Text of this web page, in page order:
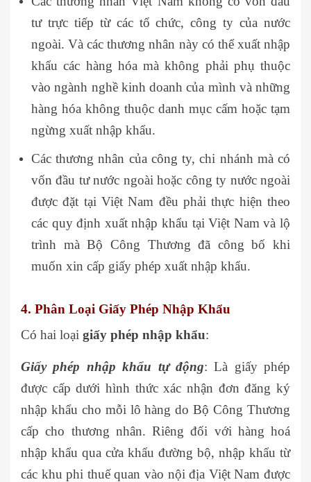
tư trực tiếp từ các tổ chức, công ty của nước
ngoài. Và các thương nhân này có thể xuất nhập
khẩu các hàng hóa mà không phải phụ thuộc
vào ngành nghề kinh doanh của mình và những
hàng hóa không thuộc danh mục cấm hoặc tạm
ngừng xuất nhập khẩu.
Các thương nhân của công ty, chi nhánh mà có
vốn đầu tư nước ngoài hoặc công ty nước ngoài
được đặt tại Việt Nam đều phải thực hiện theo
các quy định xuất nhập khẩu tại Việt Nam và lộ
trình mà Bộ Công Thương đã công bố khi
muốn xin cấp giấy phép xuất nhập khẩu.
4. Phân Loại Giấy Phép Nhập Khẩu
Có hai loại giấy phép nhập khẩu:
Giấy phép nhập khẩu tự động: Là giấy phép
được cấp dưới hình thức xác nhận đơn đăng ký
nhập khẩu cho mỗi lô hàng do Bộ Công Thương
cấp cho thương nhân. Riêng đối với hàng hoá
nhập khẩu qua cửa khẩu đường bộ, nhập khẩu từ
các khu phi thuế quan vào nội địa Việt Nam được